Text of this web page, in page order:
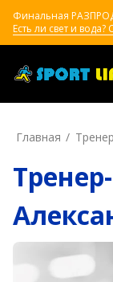
Финальная
Есть ли свет и
Главная